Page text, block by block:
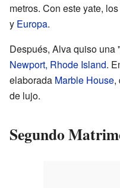
metros. Con este yate,
y Europa.
Después, Alva quiso una
Newport, Rhode Island.
elaborada Marble House,
de lujo.
Segundo